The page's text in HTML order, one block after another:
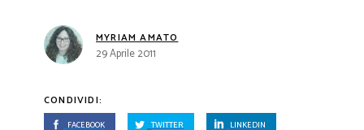
MYRIAM AMATO
29 Aprile 2011
CONDIVIDI:
FACEBOOK TWITTER LINKEDIN